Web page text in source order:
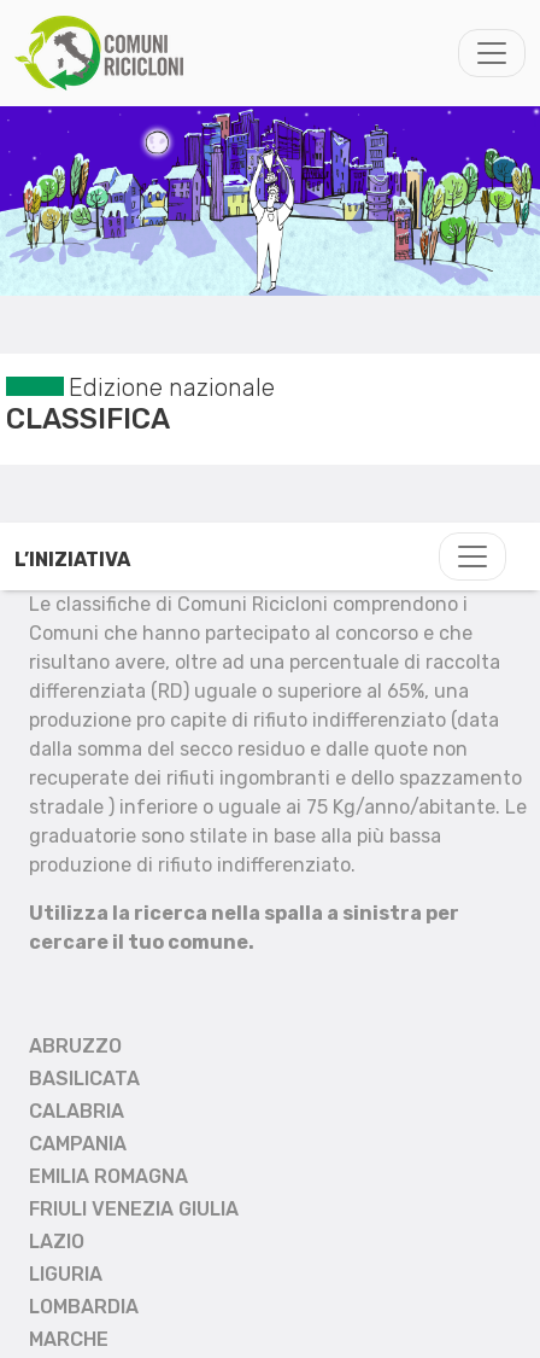
Edizione nazionale
CLASSIFICA
L’INIZIATIVA
Le classifiche di Comuni Ricicloni comprendono i
Comuni che hanno partecipato al concorso e che
risultano avere, oltre ad una percentuale di raccolta
differenziata (RD) uguale o superiore al 65%, una
produzione pro capite di rifiuto indifferenziato (data
dalla somma del secco residuo e dalle quote non
recuperate dei rifiuti ingombranti e dello spazzamento
stradale ) inferiore o uguale ai 75 Kg/anno/abitante. Le
graduatorie sono stilate in base alla più bassa
produzione di rifiuto indifferenziato.
Utilizza la ricerca nella spalla a sinistra per
cercare il tuo comune.
ABRUZZO
BASILICATA
CALABRIA
CAMPANIA
EMILIA ROMAGNA
FRIULI VENEZIA GIULIA
LAZIO
LIGURIA
LOMBARDIA
MARCHE